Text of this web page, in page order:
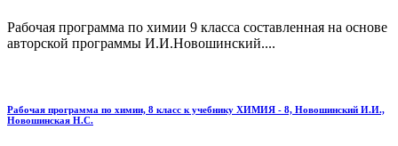
Рабочая программа по химии 9 класса составленная на основе
авторской программы И.И.Новошинский....
Рабочая программа по химии, 8 класс к учебнику ХИМИЯ - 8, Новошинский И.И.,
Новошинская Н.С.